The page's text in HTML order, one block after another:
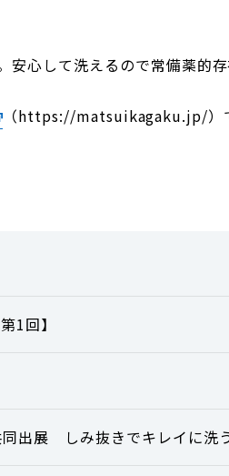
心して洗えるので常備薬的存
（https://matsuikagaku.jp/）
1回】
出展 しみ抜きでキレイに洗